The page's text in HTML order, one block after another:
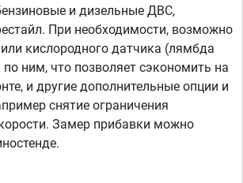
и дизельные ДВС,
При необходимости, возможно
кислородного датчика (лямбда
ним, что позволяет сэкономить на
и другие дополнительные опции и
снятие ограничения
Замер прибавки можно